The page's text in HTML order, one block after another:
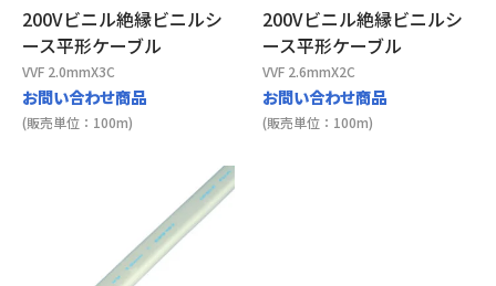
200Vビニル絶縁ビニルシ
ース平形ケーブル
VVF 2.0mmX3C
お問い合わせ商品
(販売単位：100m)
200Vビニル絶縁ビニルシ
ース平形ケーブル
VVF 2.6mmX2C
お問い合わせ商品
(販売単位：100m)